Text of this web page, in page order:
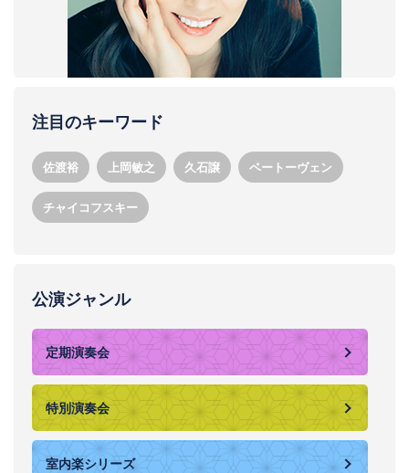
注目のキーワード
佐渡裕 上岡敏之 久石譲 ベートーヴェン
チャイコフスキー
公演ジャンル
定期演奏会
特別演奏会
室内楽シリーズ